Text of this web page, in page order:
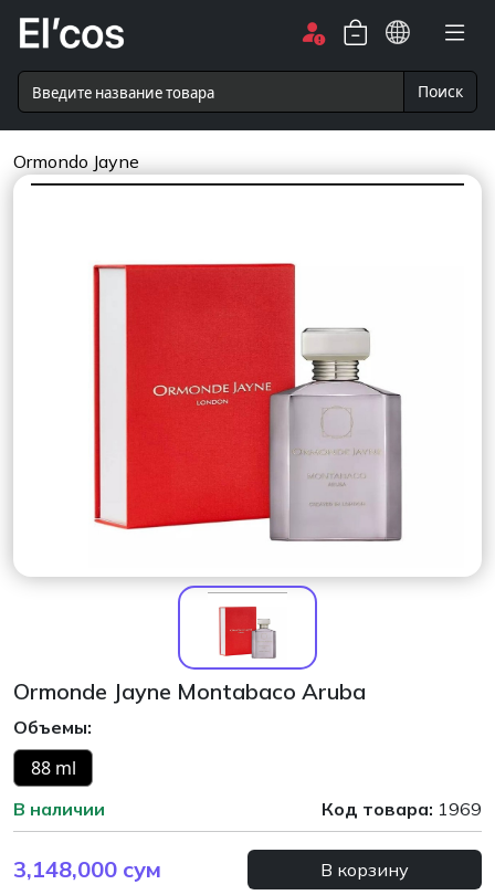
Поиск
Ormondo Jayne
Ormonde Jayne Montabaco Aruba
Объемы:
88 ml
В наличии Код товара: 1969
3,148,000 сум В корзину